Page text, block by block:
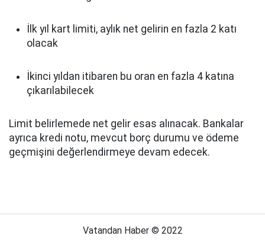
İlk yıl kart limiti, aylık net gelirin en fazla 2 katı
olacak
İkinci yıldan itibaren bu oran en fazla 4 katına
çıkarılabilecek
Limit belirlemede net gelir esas alınacak. Bankalar
ayrıca kredi notu, mevcut borç durumu ve ödeme
geçmişini değerlendirmeye devam edecek.
Vatandan Haber © 2022